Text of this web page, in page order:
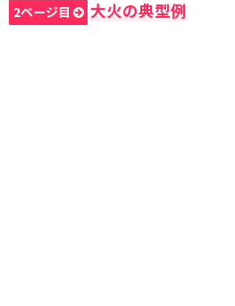
2ページ目 大火の典型例